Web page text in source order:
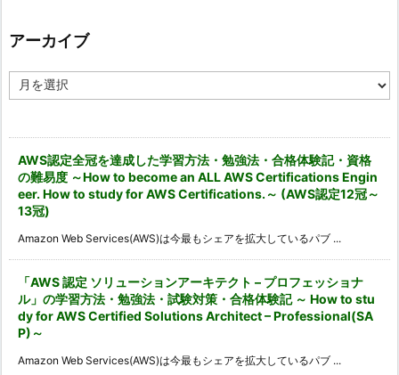
ー
アーカイブ
ー
AWS認定全冠を達成した学習方法・勉強法・合格体験記・資格
の難易度 ～How to become an ALL AWS Certifications Engin
eer. How to study for AWS Certifications.～ (AWS認定12冠～
13冠)
Amazon Web Services(AWS)は今最もシェアを拡大しているパブ ...
「AWS 認定 ソリューションアーキテクト – プロフェッショナ
ル」の学習方法・勉強法・試験対策・合格体験記 ～ How to stu
dy for AWS Certified Solutions Architect – Professional(SA
P)～
Amazon Web Services(AWS)は今最もシェアを拡大しているパブ ...